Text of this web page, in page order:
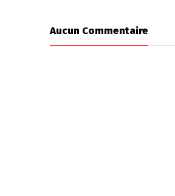
Aucun Commentaire